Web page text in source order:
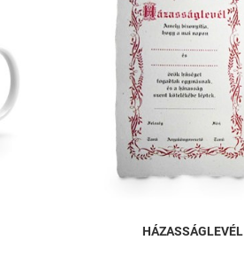
HÁZASSÁGLEVÉL